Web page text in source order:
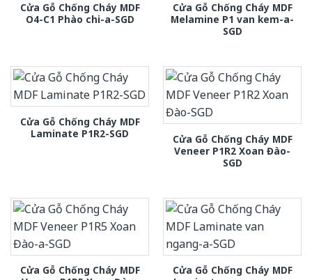
Cửa Gỗ Chống Cháy MDF
O4-C1 Phào chi-a-SGD
Cửa Gỗ Chống Cháy MDF
Melamine P1 van kem-a-
SGD
Cửa Gỗ Chống Cháy MDF
Laminate P1R2-SGD
Cửa Gỗ Chống Cháy MDF
Veneer P1R2 Xoan Đào-
SGD
Cửa Gỗ Chống Cháy MDF
Cửa Gỗ Chống Cháy MDF